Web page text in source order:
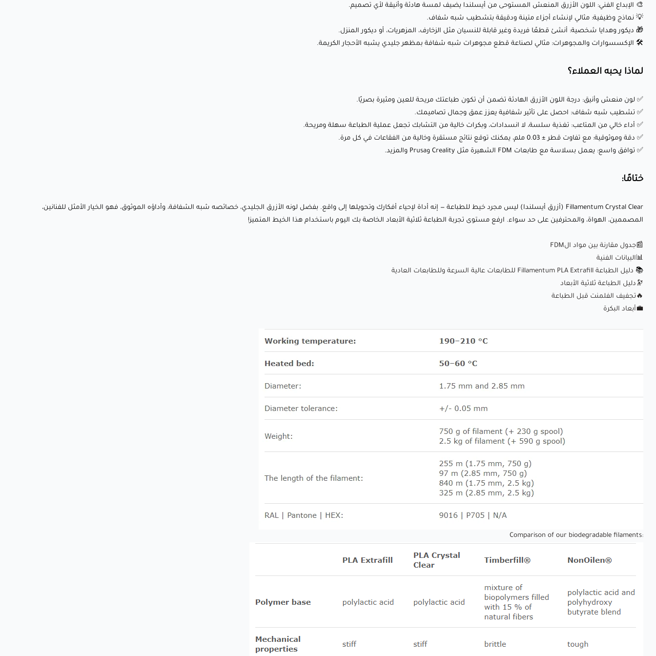
Clear (أزرق أيسلندا):
هذا الخيط مثالي لمجموعة واسعة من المشاريع، بما في ذلك:
🎨 الإبداع الفني: اللون الأزرق المنعش المستوحى من أيسلندا
🎁 ديكور وهدايا شخصية: أنشئ قطعًا فريدة وغير قابلة للنسيان
طباعتك مريحة للعين ومثيرة بصريًا.
وجمال تصاميمك.
✅ أداء خالي من المتاعب: تغذية سلسة، لا انسدادات، وبكرات خالية
من التشابك تجعل عملية الطباعة سهلة ومريحة.
✅ دقة وموثوقية: مع تفاوت قطر ± 0.03 ملم، يمكنك توقع نتائج
✅ توافق واسع: يعمل بسلاسة مع طابعات FDM الشهيرة مثل
الأزرق الجليدي، خصائصه شبه الشفافة، وأداؤه الموثوق، فهو
📰جدول مقارنة بين مواد الFDM
🎨 الإبداع الفني: اللون الأزرق المنعش المستوحى من أيسلندا يضيف لمسة هادئة وأنيقة لأي تصميم.
💡 نماذج وظيفية: مثالي لإنشاء أجزاء متينة ودقيقة بتشطيب شبه شفاف.
🎁 ديكور وهدايا شخصية: أنشئ قطعًا فريدة وغير قابلة للنسيان مثل الزخارف، المزهريات، أو ديكور المنزل.
🛠️ الإكسسوارات والمجوهرات: مثالي لصناعة قطع مجوهرات شبه شفافة بمظهر جليدي يشبه الأحجار الكريمة.
لماذا يحبه العملاء؟
✅ لون منعش وأنيق: درجة اللون الأزرق الهادئة تضمن أن تكون طباعتك مريحة للعين ومثيرة بصريًا.
✅ تشطيب شبه شفاف: احصل على تأثير شفافية يعزز عمق وجمال تصاميمك.
✅ أداء خالي من المتاعب: تغذية سلسة، لا انسدادات، وبكرات خالية من التشابك تجعل عملية الطباعة سهلة ومريحة.
✅ دقة وموثوقية: مع تفاوت قطر ± 0.03 ملم، يمكنك توقع نتائج مستقرة وخالية من الفقاعات في كل مرة.
✅ توافق واسع: يعمل بسلاسة مع طابعات FDM الشهيرة مثل Creality وPrusa والمزيد.
ختامًا:
Fillamentum Crystal Clear (أزرق أيسلندا) ليس مجرد خيط للطباعة — إنه أداة لإحياء أفكارك وتحويلها إلى واقع. بفضل لونه الأزرق الجليدي، خصائصه شبه الشفافة، وأداؤه الموثوق، فهو الخيار الأمثل للفنانين،
المصممين، الهواة، والمحترفين على حد سواء. ارفع مستوى تجربة الطباعة ثلاثية الأبعاد الخاصة بك اليوم باستخدام هذا الخيط المتميز!
📰جدول مقارنة بين مواد الFDM
📊البيانات الفنية
📚 دليل الطباعة Fillamentum PLA Extrafill للطابعات عالية السرعة وللطابعات العادية
🔭دليل الطباعة ثلاثية الأبعاد
🔥 تجفيف الفلمنت قبل الطباعة
💼أبعاد البكرة
:
Comparison of our biodegradable filaments